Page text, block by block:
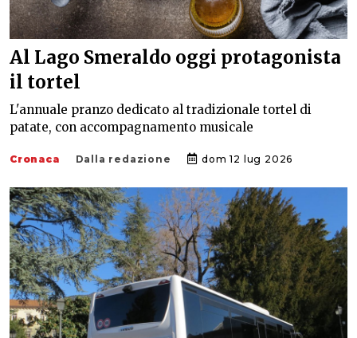
Al Lago Smeraldo oggi protagonista
il tortel
L'annuale pranzo dedicato al tradizionale tortel di
patate, con accompagnamento musicale
Cronaca Dalla redazione dom 12 lug 2026